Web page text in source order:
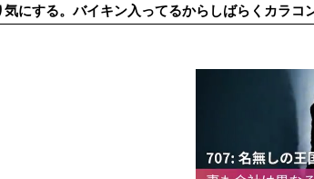
気にする。バイキン入ってるからしばらくカラコ